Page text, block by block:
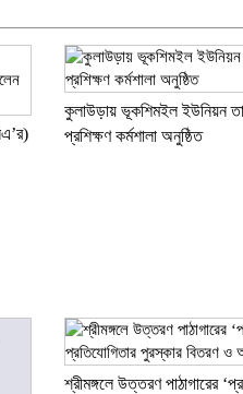
কুলাউড়ায় ভূকশিমইল ইউনিয়ন
প্রশিক্ষণ কর্মশালা অনুষ্ঠিত
শ্রীমঙ্গলে উত্তরণ পাঠাগারের